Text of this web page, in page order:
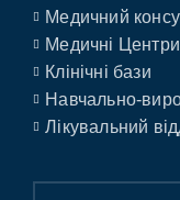
Медичний
Медичні Центри
Клінічні бази
Навчально-
Лікувальний